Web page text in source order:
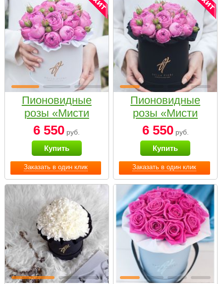
Заказать в один клик
Пионовидные
розы «Мисти
бабблс» в белой
коробке Small
6 550 руб.
Купить
Заказать в один клик
Пионовидные
розы «Мисти
бабблс» в
черной коробке
Small
6 550руб.
Купить